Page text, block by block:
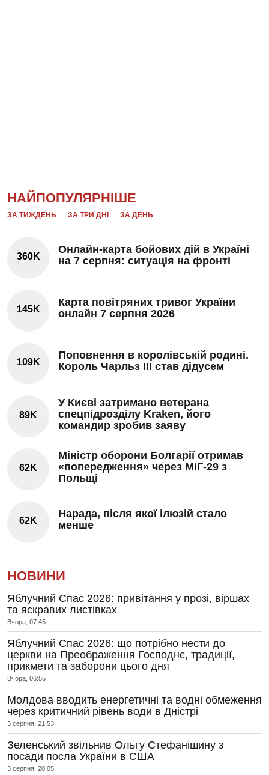
НАЙПОПУЛЯРНІШЕ
ЗА ТИЖДЕНЬ ЗА ТРИ ДНІ ЗА ДЕНЬ
360K
Онлайн-карта бойових дій в Україні
на 7 серпня: ситуація на фронті
145K
Карта повітряних тривог України
онлайн 7 серпня 2026
109K
Поповнення в королівській родині.
Король Чарльз III став дідусем
89K
У Києві затримано ветерана
спецпідрозділу Kraken, його
командир зробив заяву
62K
Міністр оборони Болгарії отримав
«попередження» через МіГ-29 з
Польщі
62K
Нарада, після якої ілюзій стало
менше
НОВИНИ
Яблучний Спас 2026: привітання у прозі, віршах
та яскравих листівках
Вчора, 07:45
Яблучний Спас 2026: що потрібно нести до
церкви на Преображення Господнє, традиції,
прикмети та заборони цього дня
Вчора, 06:55
Молдова вводить енергетичні та водні обмеження
через критичний рівень води в Дністрі
3 серпня, 21:53
Зеленський звільнив Ольгу Стефанішину з
посади посла України в США
3 серпня, 20:05